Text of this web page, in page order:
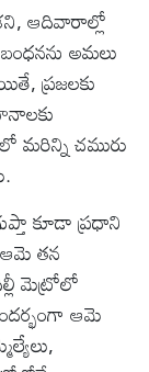
ఆదివారాల్లో
అమలు
ప్రజలకు
మరిన్ని చమురు
కూడా ప్రధాని
తన
మెట్రోలో
ఆమె